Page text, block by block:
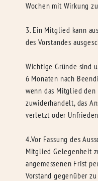
Wochen mit Wirkung
3. Ein Mitglied kann
des Vorstandes
Wichtige Gründe sind
6 Monaten nach
wenn das Mitglied den
zuwiderhandelt, das
verletzt oder
4.Vor Fassung des
Mitglied Gelegenheit
angemessenen Frist
Vorstand gegenüber